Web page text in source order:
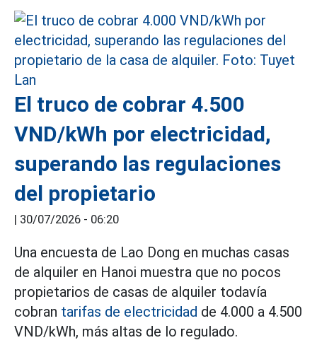
El truco de cobrar 4.500
VND/kWh por electricidad,
superando las regulaciones
del propietario
| 30/07/2026 - 06:20
Una encuesta de Lao Dong en muchas casas
de alquiler en Hanoi muestra que no pocos
propietarios de casas de alquiler todavía
cobran tarifas de electricidad de 4.000 a 4.500
VND/kWh, más altas de lo regulado.